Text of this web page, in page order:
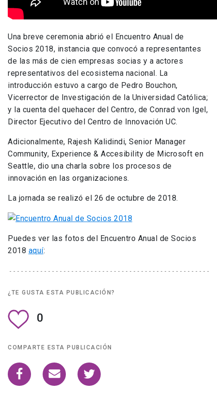
Una breve ceremonia abrió el Encuentro Anual de
Socios 2018, instancia que convocó a representantes
de las más de cien empresas socias y a actores
representativos del ecosistema nacional. La
introducción estuvo a cargo de Pedro Bouchon,
Vicerrector de Investigación de la Universidad Católica;
y la cuenta del quehacer del Centro, de Conrad von Igel,
Director Ejecutivo del Centro de Innovación UC.
Adicionalmente, Rajesh Kalidindi, Senior Manager
Community, Experience & Accesibility de Microsoft en
Seattle, dio una charla sobre los procesos de
innovación en las organizaciones.
La jornada se realizó el 26 de octubre de 2018.
Puedes ver las fotos del Encuentro Anual de Socios
2018 aquí:
¿TE GUSTA ESTA PUBLICACIÓN?
0
COMPARTE ESTA PUBLICACIÓN